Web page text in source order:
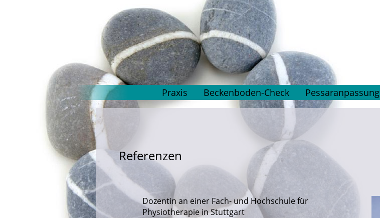
Praxis Beckenboden-Check Pessaranpassung
Referenzen
Dozentin an einer Fach- und Hochschule für
Physiotherapie in Stuttgart